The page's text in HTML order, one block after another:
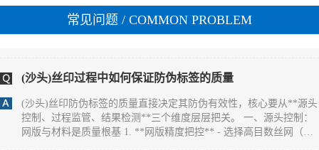
常见问题 / COMMON PROBLEM
同批次乃至不同批次标签在外观、尺寸、防伪效果上的统一。 一、
源头控稳：材料与网版的一致性基础 1. **材料批次化管理** - 同一
批次标签必须使用同一供应商、同一批次的基材（如PET膜、易碎
控制、过程监管、结果检测**三个维度层层把关。 一、源头控制：
网版与材料是质量根基 1. **网版精度把控** - 选择高目数丝网（如
300-500目），确保微缩文字、精细纹理能清晰呈现，目数过低易导